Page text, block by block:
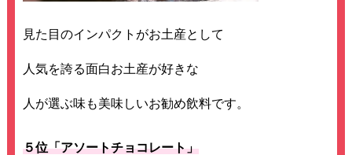
見た目のインパクトがお土産として
人気を誇る面白お土産が好きな
人が選ぶ味も美味しいお勧め飲料です。
５位「アソートチョコレート」